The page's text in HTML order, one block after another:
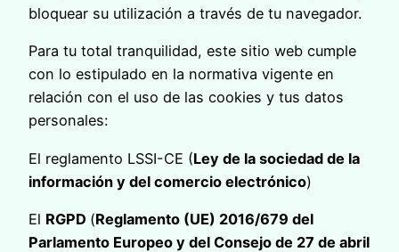
bloquear su utilización a través de tu navegador.
Para tu total tranquilidad, este sitio web cumple
con lo estipulado en la normativa vigente en
relación con el uso de las cookies y tus datos
personales:
El reglamento LSSI-CE (Ley de la sociedad de la
información y del comercio electrónico)
El RGPD (Reglamento (UE) 2016/679 del
Parlamento Europeo y del Consejo de 27 de abril